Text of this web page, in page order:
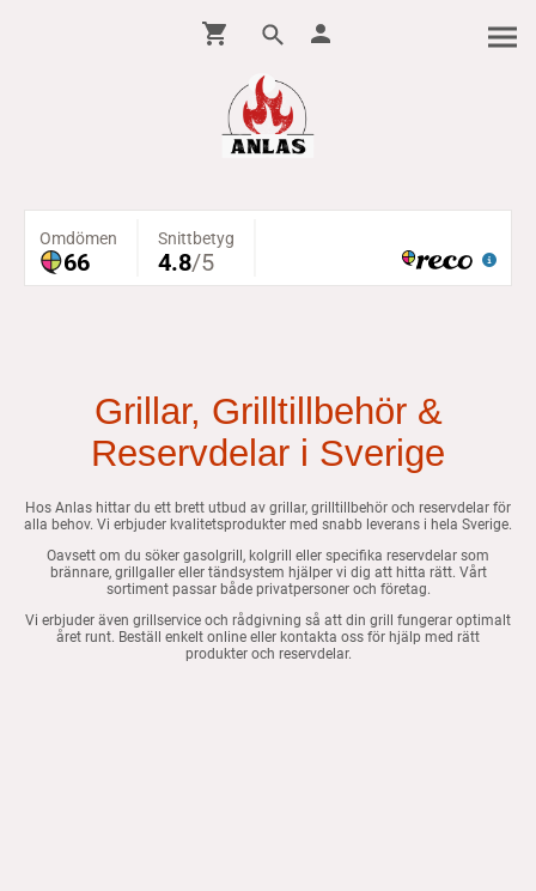
Grillar, Grilltillbehör &
Reservdelar i Sverige
Hos Anlas hittar du ett brett utbud av grillar, grilltillbehör och reservdelar för
alla behov. Vi erbjuder kvalitetsprodukter med snabb leverans i hela Sverige.
Oavsett om du söker gasolgrill, kolgrill eller specifika reservdelar som
brännare, grillgaller eller tändsystem hjälper vi dig att hitta rätt. Vårt
sortiment passar både privatpersoner och företag.
Vi erbjuder även grillservice och rådgivning så att din grill fungerar optimalt
året runt. Beställ enkelt online eller kontakta oss för hjälp med rätt
produkter och reservdelar.